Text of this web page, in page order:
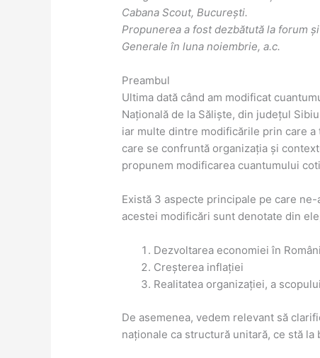
Cabana Scout, București.
Propunerea a fost dezbătută la forum
Generale în luna noiembrie, a.c.
Preambul
Ultima dată când am modificat
Națională de la Săliște, din județul
iar multe dintre modificările prin care
care se confruntă organizația și
propunem modificarea cuantumului
Există 3 aspecte principale pe care
acestei modificări sunt denotate din
Dezvoltarea economiei în
Creșterea inflației
Realitatea organizației, a
De asemenea, vedem relevant să
naționale ca structură unitară, ce stă